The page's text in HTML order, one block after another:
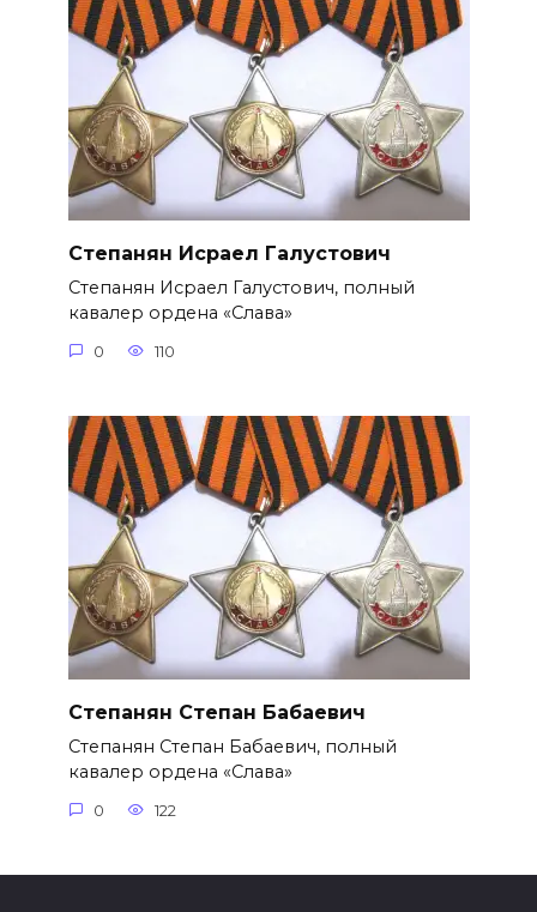
Степанян Исраел Галустович
Степанян Исраел Галустович, полный
кавалер ордена «Слава»
0 110
Степанян Степан Бабаевич
Степанян Степан Бабаевич, полный
кавалер ордена «Слава»
0 122